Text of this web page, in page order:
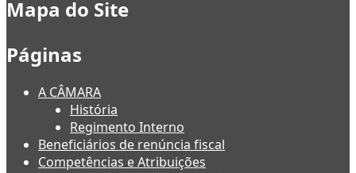
Mapa do Site
Páginas
A CÂMARA
História
Regimento Interno
Beneficiários de renúncia fiscal
Competências e Atribuições